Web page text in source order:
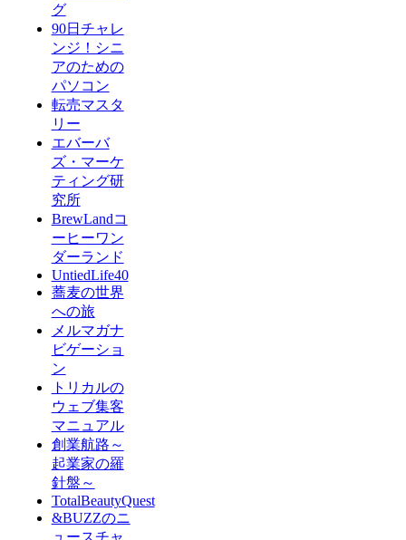
グ
90日チャレ
ンジ！シニ
アのための
パソコン
転売マスタ
リー
エバーバ
ズ・マーケ
ティング研
究所
BrewLandコ
ーヒーワン
ダーランド
UntiedLife40
蕎麦の世界
への旅
メルマガナ
ビゲーショ
ン
トリカルの
ウェブ集客
マニュアル
創業航路～
起業家の羅
針盤～
TotalBeautyQuest
&BUZZのニ